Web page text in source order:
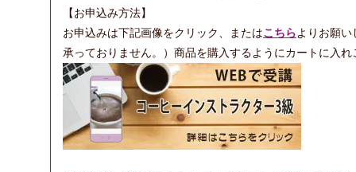
【お申込み方法】
お申込みは下記画像をクリック、またはこちらよりお願
承っておりません。）商品を購入するようにカートに入